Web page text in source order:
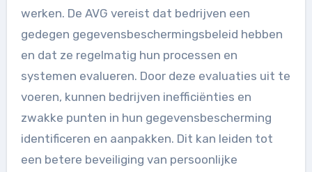
werken. De AVG vereist dat bedrijven een
gedegen gegevensbeschermingsbeleid hebben
en dat ze regelmatig hun processen en
systemen evalueren. Door deze evaluaties uit te
voeren, kunnen bedrijven inefficiënties en
zwakke punten in hun gegevensbescherming
identificeren en aanpakken. Dit kan leiden tot
een betere beveiliging van persoonlijke